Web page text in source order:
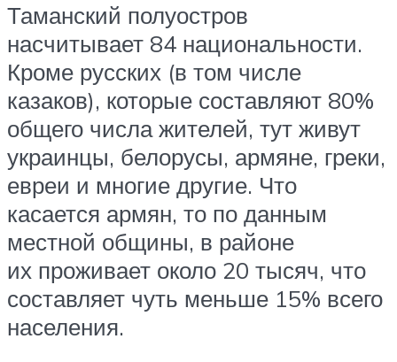
Таманский полуостров
насчитывает 84 национальности.
Кроме русских (в том числе
казаков), которые составляют 80%
общего числа жителей, тут живут
украинцы, белорусы, армяне, греки,
евреи и многие другие. Что
касается армян, то по данным
местной общины, в районе
их проживает около 20 тысяч, что
составляет чуть меньше 15% всего
населения.